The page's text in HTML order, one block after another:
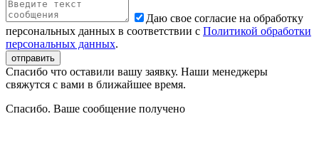
Даю свое согласие на обработку
персональных данных в соответствии с Политикой обработки
персональных данных.
Спасибо что оставили вашу заявку. Наши менеджеры
свяжутся с вами в ближайшее время.
Спасибо. Ваше сообщение получено